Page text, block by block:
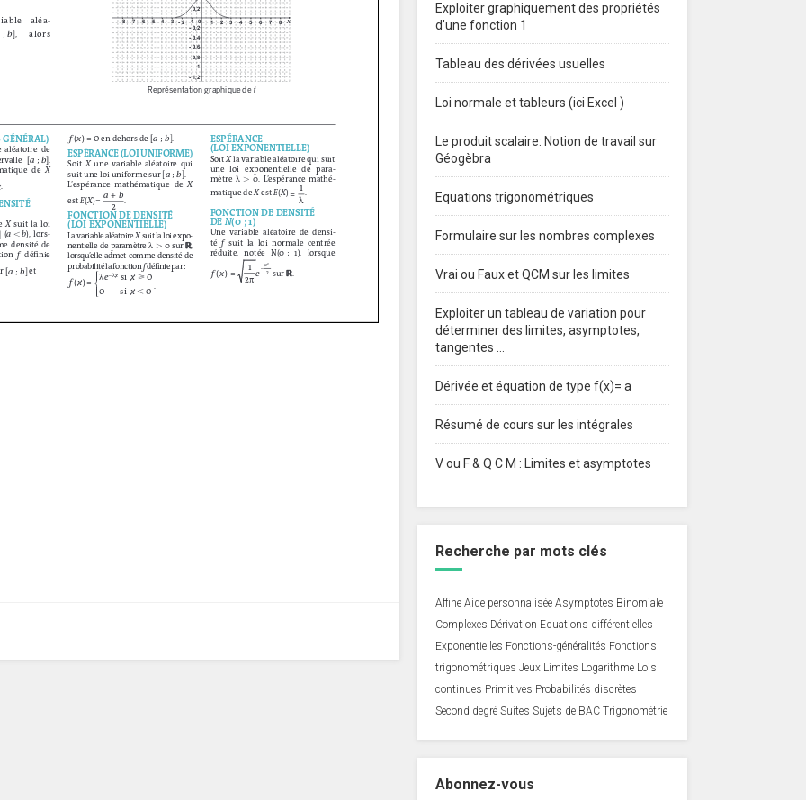
Exploiter graphiquement des propriétés
d’une fonction 1
Tableau des dérivées usuelles
Loi normale et tableurs (ici Excel )
Le produit scalaire: Notion de travail sur
Géogèbra
Equations trigonométriques
Formulaire sur les nombres complexes
Vrai ou Faux et QCM sur les limites
Exploiter un tableau de variation pour
déterminer des limites, asymptotes,
tangentes …
Dérivée et équation de type f(x)= a
Résumé de cours sur les intégrales
V ou F & Q C M : Limites et asymptotes
Recherche par mots clés
Affine Aide personnalisée Asymptotes Binomiale
Complexes Dérivation Equations différentielles
Exponentielles Fonctions-généralités Fonctions
trigonométriques Jeux Limites Logarithme Lois
continues Primitives Probabilités discrètes
Second degré Suites Sujets de BAC Trigonométrie
Abonnez-vous